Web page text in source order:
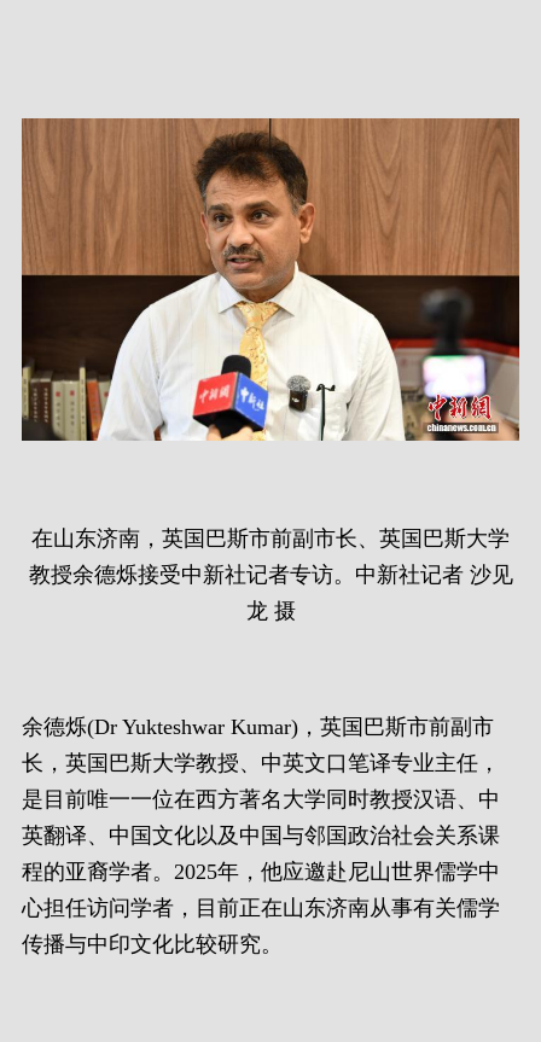
在山东济南，英国巴斯市前副市长、英国巴斯大学
教授余德烁接受中新社记者专访。中新社记者 沙见
龙 摄
余德烁(Dr Yukteshwar Kumar)，英国巴斯市前副市
长，英国巴斯大学教授、中英文口笔译专业主任，
是目前唯一一位在西方著名大学同时教授汉语、中
英翻译、中国文化以及中国与邻国政治社会关系课
程的亚裔学者。2025年，他应邀赴尼山世界儒学中
心担任访问学者，目前正在山东济南从事有关儒学
传播与中印文化比较研究。